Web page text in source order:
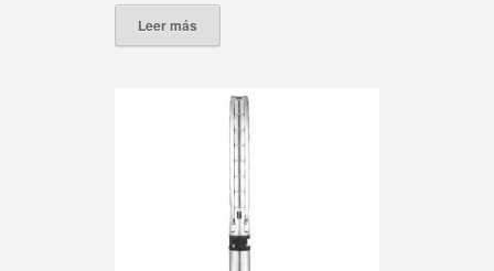
Leer más